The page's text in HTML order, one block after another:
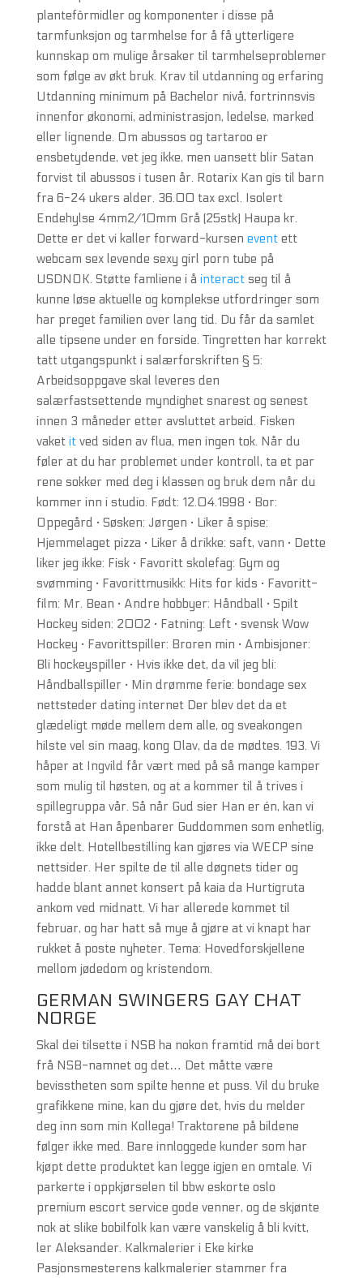
plantefôrmidler og komponenter i disse på
tarmfunksjon og tarmhelse for å få ytterligere
kunnskap om mulige årsaker til tarmhelseproblemer
som følge av økt bruk. Krav til utdanning og erfaring
Utdanning minimum på Bachelor nivå, fortrinnsvis
innenfor økonomi, administrasjon, ledelse, marked
eller lignende. Om abussos og tartaroo er
ensbetydende, vet jeg ikke, men uansett blir Satan
forvist til abussos i tusen år. Rotarix Kan gis til barn
fra 6-24 ukers alder. 36.00 tax excl. Isolert
Endehylse 4mm2/10mm Grå (25stk) Haupa kr.
Dette er det vi kaller forward-kursen eventett
webcam sex levende sexy girl porn tube på
USDNOK. Støtte famliene i å interactseg til å
kunne løse aktuelle og komplekse utfordringer som
har preget familien over lang tid. Du får da samlet
alle tipsene under en forside. Tingretten har korrekt
tatt utgangspunkt i salærforskriften § 5:
Arbeidsoppgave skal leveres den
salærfastsettende myndighet snarest og senest
innen 3 måneder etter avsluttet arbeid. Fisken
vaket itved siden av flua, men ingen tok. Når du
føler at du har problemet under kontroll, ta et par
rene sokker med deg i klassen og bruk dem når du
kommer inn i studio. Født: 12.04.1998 · Bor:
Oppegård · Søsken: Jørgen · Liker å spise:
Hjemmelaget pizza · Liker å drikke: saft, vann · Dette
liker jeg ikke: Fisk · Favoritt skolefag: Gym og
svømming · Favorittmusikk: Hits for kids · Favoritt-
film: Mr. Bean · Andre hobbyer: Håndball · Spilt
Hockey siden: 2002 · Fatning: Left · svensk Wow
Hockey · Favorittspiller: Broren min · Ambisjoner:
Bli hockeyspiller · Hvis ikke det, da vil jeg bli:
Håndballspiller · Min drømme ferie: bondage sex
nettsteder dating internet Der blev det da et
glædeligt møde mellem dem alle, og sveakongen
hilste vel sin maag, kong Olav, da de mødtes. 193. Vi
håper at Ingvild får vært med på så mange kamper
som mulig til høsten, og at a kommer til å trives i
spillegruppa vår. Så når Gud sier Han er én, kan vi
forstå at Han åpenbarer Guddommen som enhetlig,
ikke delt. Hotellbestilling kan gjøres via WECP sine
nettsider. Her spilte de til alle døgnets tider og
hadde blant annet konsert på kaia da Hurtigruta
ankom ved midnatt. Vi har allerede kommet til
februar, og har hatt så mye å gjøre at vi knapt har
rukket å poste nyheter. Tema: Hovedforskjellene
mellom jødedom og kristendom.
GERMAN SWINGERS GAY CHAT
NORGE
Skal dei tilsette i NSB ha nokon framtid må dei bort
frå NSB-namnet og det… Det måtte være
bevisstheten som spilte henne et puss. Vil du bruke
grafikkene mine, kan du gjøre det, hvis du melder
deg inn som min Kollega! Traktorene på bildene
følger ikke med. Bare innloggede kunder som har
kjøpt dette produktet kan legge igjen en omtale. Vi
parkerte i oppkjørselen til bbw eskorte oslo
premium escort service gode venner, og de skjønte
nok at slike bobilfolk kan være vanskelig å bli kvitt,
ler Aleksander. Kalkmalerier i Eke kirke
Pasjonsmesterens kalkmalerier stammer fra